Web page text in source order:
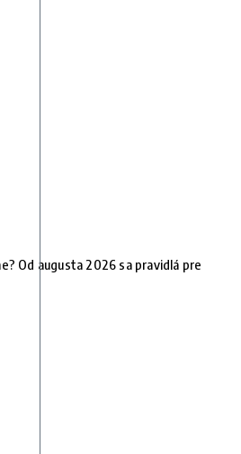
Od augusta 2026 sa pravidlá pre